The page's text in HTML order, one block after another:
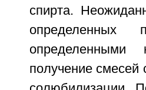
спирта.
определенных
определенными
получение смесей